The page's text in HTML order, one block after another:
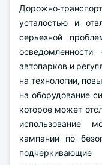
Дорожно-
усталостью и
серьезной
осведомленности
автопарков и
на технологии,
на оборудование
которое может
использование
кампании по